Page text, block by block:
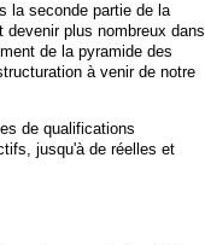
la seconde partie de la
plus nombreux dans
de la pyramide des
à venir de notre
de qualifications
jusqu'à de réelles et